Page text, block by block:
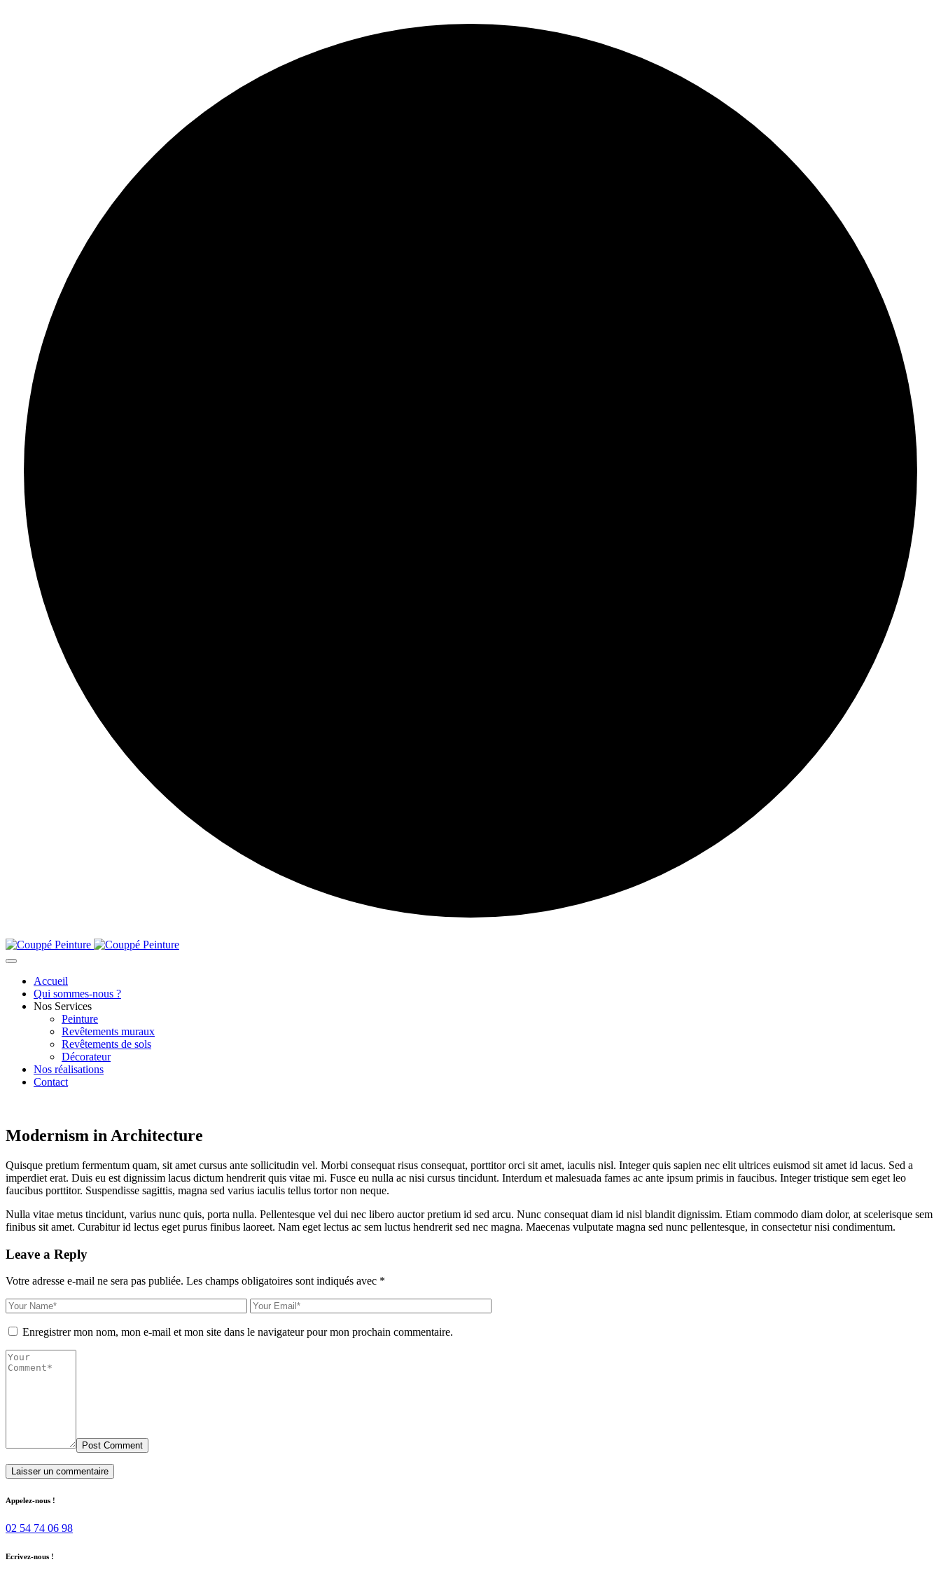
Accueil
Qui sommes-nous ?
Nos Services
Peinture
Revêtements muraux
Revêtements de sols
Décorateur
Nos réalisations
Contact
Modernism in Architecture
Quisque pretium fermentum quam, sit amet cursus ante sollicitudin vel. Morbi consequat risus consequat, porttitor orci sit amet, iaculis nisl. Integer quis sapien nec elit ultrices euismod sit amet id lacus. Sed a
imperdiet erat. Duis eu est dignissim lacus dictum hendrerit quis vitae mi. Fusce eu nulla ac nisi cursus tincidunt. Interdum et malesuada fames ac ante ipsum primis in faucibus. Integer tristique sem eget leo
faucibus porttitor. Suspendisse sagittis, magna sed varius iaculis tellus tortor non neque.
Nulla vitae metus tincidunt, varius nunc quis, porta nulla. Pellentesque vel dui nec libero auctor pretium id sed arcu. Nunc consequat diam id nisl blandit dignissim. Etiam commodo diam dolor, at scelerisque sem
finibus sit amet. Curabitur id lectus eget purus finibus laoreet. Nam eget lectus ac sem luctus hendrerit sed nec magna. Maecenas vulputate magna sed nunc pellentesque, in consectetur nisi condimentum.
Leave a Reply
Votre adresse e-mail ne sera pas publiée. Les champs obligatoires sont indiqués avec *
Enregistrer mon nom, mon e-mail et mon site dans le navigateur pour mon prochain commentaire.
Post Comment
Appelez-nous !
02 54 74 06 98
Ecrivez-nous !